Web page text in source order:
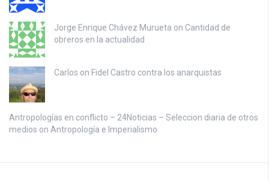
Jorge Enrique Chávez Murueta on Cantidad de
obreros en la actualidad
Carlos on Fidel Castro contra los anarquistas
Antropologías en conflicto – 24Noticias – Seleccion diaria de otros
medios on Antropología e Imperialismo